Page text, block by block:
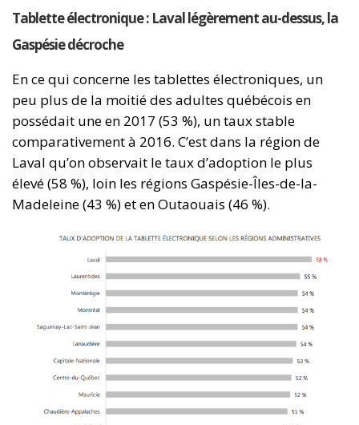
Tablette électronique : Laval légèrement au-dessus, la
Gaspésie décroche
En ce qui concerne les tablettes électroniques, un
peu plus de la moitié des adultes québécois en
possédait une en 2017 (53 %), un taux stable
comparativement à 2016. C’est dans la région de
Laval qu’on observait le taux d’adoption le plus
élevé (58 %), loin les régions Gaspésie-Îles-de-la-
Madeleine (43 %) et en Outaouais (46 %).